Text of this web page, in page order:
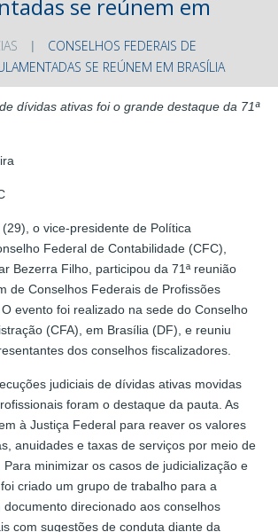
se reúnem em
CONSELHOS FEDERAIS DE
SE REÚNEM EM BRASÍLIA
dívidas ativas foi o grande destaque da 71ª
o vice-presidente de Política
Federal de Contabilidade (CFC),
Bezerra Filho, participou da 71ª reunião
de Conselhos Federais de Profissões
evento foi realizado na sede do Conselho
(CFA), em Brasília (DF), e reuniu
dos conselhos fiscalizadores.
judiciais de dívidas ativas movidas
foram o destaque da pauta. As
à Justiça Federal para reaver os valores
anuidades e taxas de serviços por meio de
Para minimizar os casos de judicialização e
criado um grupo de trabalho para a
direcionado aos conselhos
com sugestões de conduta diante da